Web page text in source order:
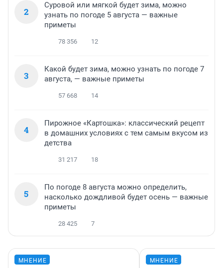
2
Суровой или мягкой будет зима, можно
узнать по погоде 5 августа — важные
приметы
78 356 12
3
Какой будет зима, можно узнать по погоде 7
августа, — важные приметы
57 668 14
4
Пирожное «Картошка»: классический рецепт
в домашних условиях с тем самым вкусом из
детства
31 217 18
5
По погоде 8 августа можно определить,
насколько дождливой будет осень — важные
приметы
28 425 7
МНЕНИЕ МНЕНИЕ